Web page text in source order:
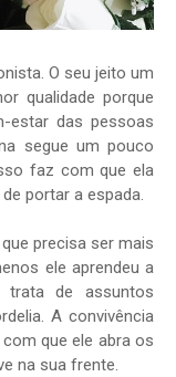
O seu jeito um
qualidade porque
estar das pessoas
segue um pouco
faz com que ela
portar a espada.
precisa ser mais
ele aprendeu a
de assuntos
A convivência
que ele abra os
na sua frente.